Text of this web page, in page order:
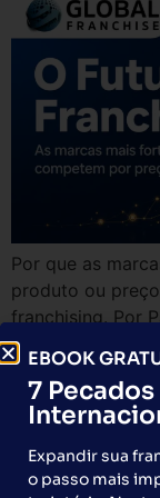
Por que as
produto ou
franchising. Por
Franchise.
FCI em
se
EBOOK
7
Expandir sua
o passo mais